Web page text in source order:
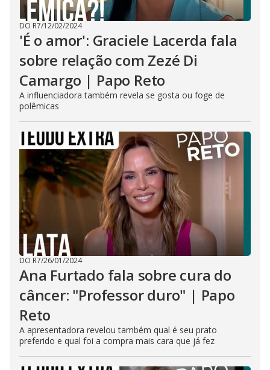
DO R7/12/02/2024
'É o amor': Graciele Lacerda fala
sobre relação com Zezé Di
Camargo | Papo Reto
A influenciadora também revela se gosta ou foge de
polêmicas
DO R7/26/01/2024
Ana Furtado fala sobre cura do
câncer: "Professor duro" | Papo
Reto
A apresentadora revelou também qual é seu prato
preferido e qual foi a compra mais cara que já fez